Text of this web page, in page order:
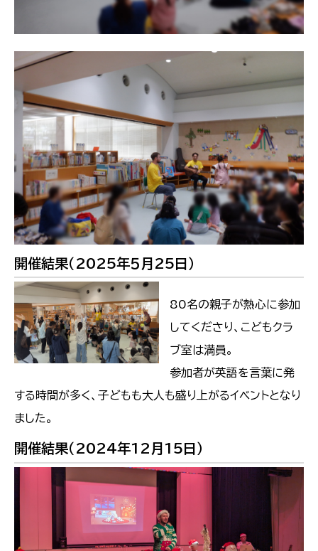
開催結果（2025年５月25日）
80名の親子が熱心に参加
してくださり、こどもクラ
ブ室は満員。
参加者が英語を言葉に発
する時間が多く、子どもも大人も盛り上がるイベントとなり
ました。
開催結果（2024年12月15日）